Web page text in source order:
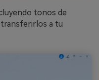
tonos de
transferirlos a tu